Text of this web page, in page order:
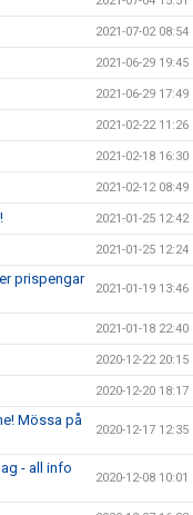
2021-07-02 08:54
2021-06-29 19:45
2021-06-29 17:49
2021-02-22 11:26
2021-02-18 16:30
2021-02-12 08:49
2021-01-25 12:42
2021-01-25 12:24
prispengar
2021-01-19 13:46
2021-01-18 22:40
2020-12-22 20:15
2020-12-20 18:17
Mössa på
2020-12-17 12:35
- all info
2020-12-08 10:01